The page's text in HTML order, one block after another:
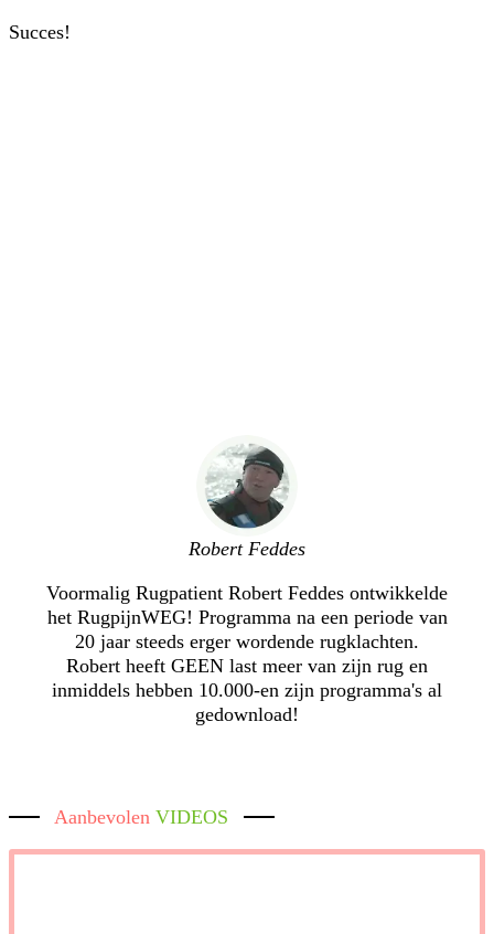
Succes!
Robert Feddes
Voormalig Rugpatient Robert Feddes ontwikkelde
het RugpijnWEG! Programma na een periode van
20 jaar steeds erger wordende rugklachten.
Robert heeft GEEN last meer van zijn rug en
inmiddels hebben 10.000-en zijn programma's al
gedownload!
AanbevolenVIDEOS